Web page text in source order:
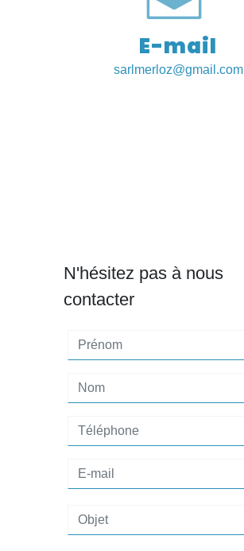
E-mail
sarlmerloz@gmail.com
N'hésitez pas à nous
contacter